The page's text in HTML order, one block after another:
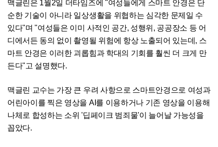
맥글린은 1월2일 더타임즈에 "여성들에게 스마트 안경은 단
순한 기술이 아니라 일상생활을 위협하는 심각한 문제일 수
있다"며 "여성들은 이미 사적인 공간, 성행위, 공공장소 등 어
디에서든 동의 없이 촬영될 위험에 항상 노출되어 있는데, 스
마트 안경은 이러한 괴롭힘과 학대의 기회를 훨씬 더 크게 만
든다"고 설명했다.
맥글린 교수는 가장 큰 우려 사항으로 스마트안경으로 여성과
어린아이를 찍은 영상을 AI를 이용하거나 기존 영상을 이용해
나체로 합성하는 소위 '딥페이크 범죄물'이 늘어날 가능성을
꼽았다.